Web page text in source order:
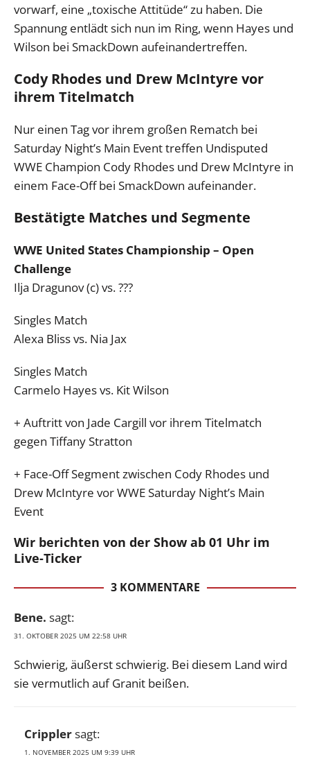
vorwarf, eine „toxische Attitüde“ zu haben. Die
Spannung entlädt sich nun im Ring, wenn Hayes und
Wilson bei SmackDown aufeinandertreffen.
Cody Rhodes und Drew McIntyre vor
ihrem Titelmatch
Nur einen Tag vor ihrem großen Rematch bei
Saturday Night’s Main Event treffen Undisputed
WWE Champion Cody Rhodes und Drew McIntyre in
einem Face-Off bei SmackDown aufeinander.
Bestätigte Matches und Segmente
WWE United States Championship – Open
Challenge
Ilja Dragunov (c) vs. ???
Singles Match
Alexa Bliss vs. Nia Jax
Singles Match
Carmelo Hayes vs. Kit Wilson
+ Auftritt von Jade Cargill vor ihrem Titelmatch
gegen Tiffany Stratton
+ Face-Off Segment zwischen Cody Rhodes und
Drew McIntyre vor WWE Saturday Night’s Main
Event
Wir berichten von der Show ab 01 Uhr im
Live-Ticker
3 KOMMENTARE
Bene. sagt:
31. OKTOBER 2025 UM 22:58 UHR
Schwierig, äußerst schwierig. Bei diesem Land wird
sie vermutlich auf Granit beißen.
Cripplersagt:
1. NOVEMBER 2025 UM 9:39 UHR